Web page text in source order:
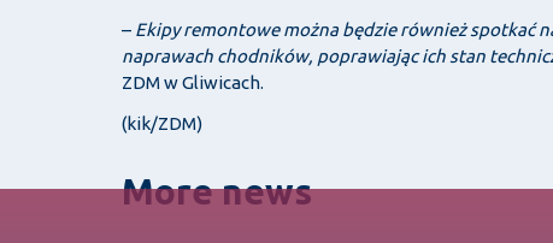
– Ekipy remontowe można będzie również spotkać
naprawach chodników, poprawiając ich stan
ZDM w Gliwicach.
(kik/ZDM)
More news